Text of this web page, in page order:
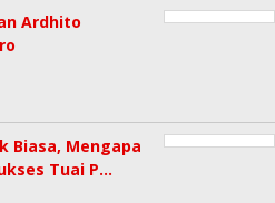
Ardhito
Biasa, Mengapa
Tuai P…